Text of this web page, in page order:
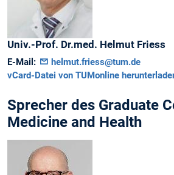
Univ.-Prof. Dr.med. Helmut Friess
E-Mail:
helmut.friess@tum.de
vCard-Datei von TUMonline
Sprecher des Graduate
Medicine and Health